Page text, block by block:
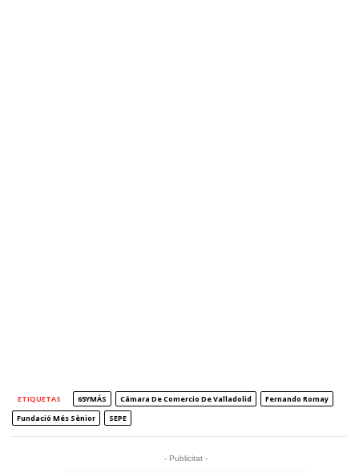
ETIQUETAS 65YMÁS Cámara De Comercio De Valladolid
Fernando Romay
Fundació Més Sènior
SEPE
- Publicitat -